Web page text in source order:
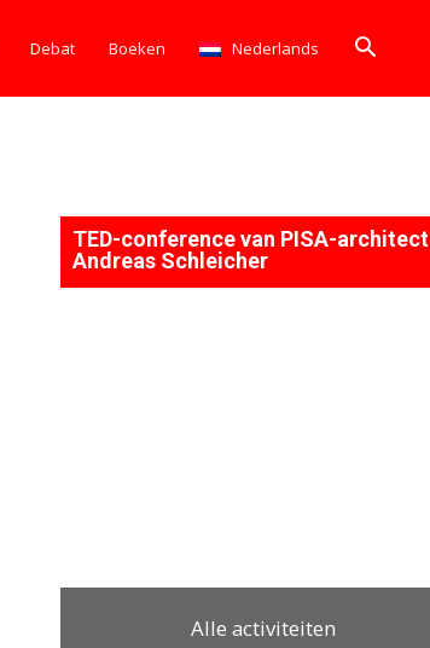
Debat Boeken Nederlands
TED-conference van PISA-architect
Andreas Schleicher
Alle activiteiten